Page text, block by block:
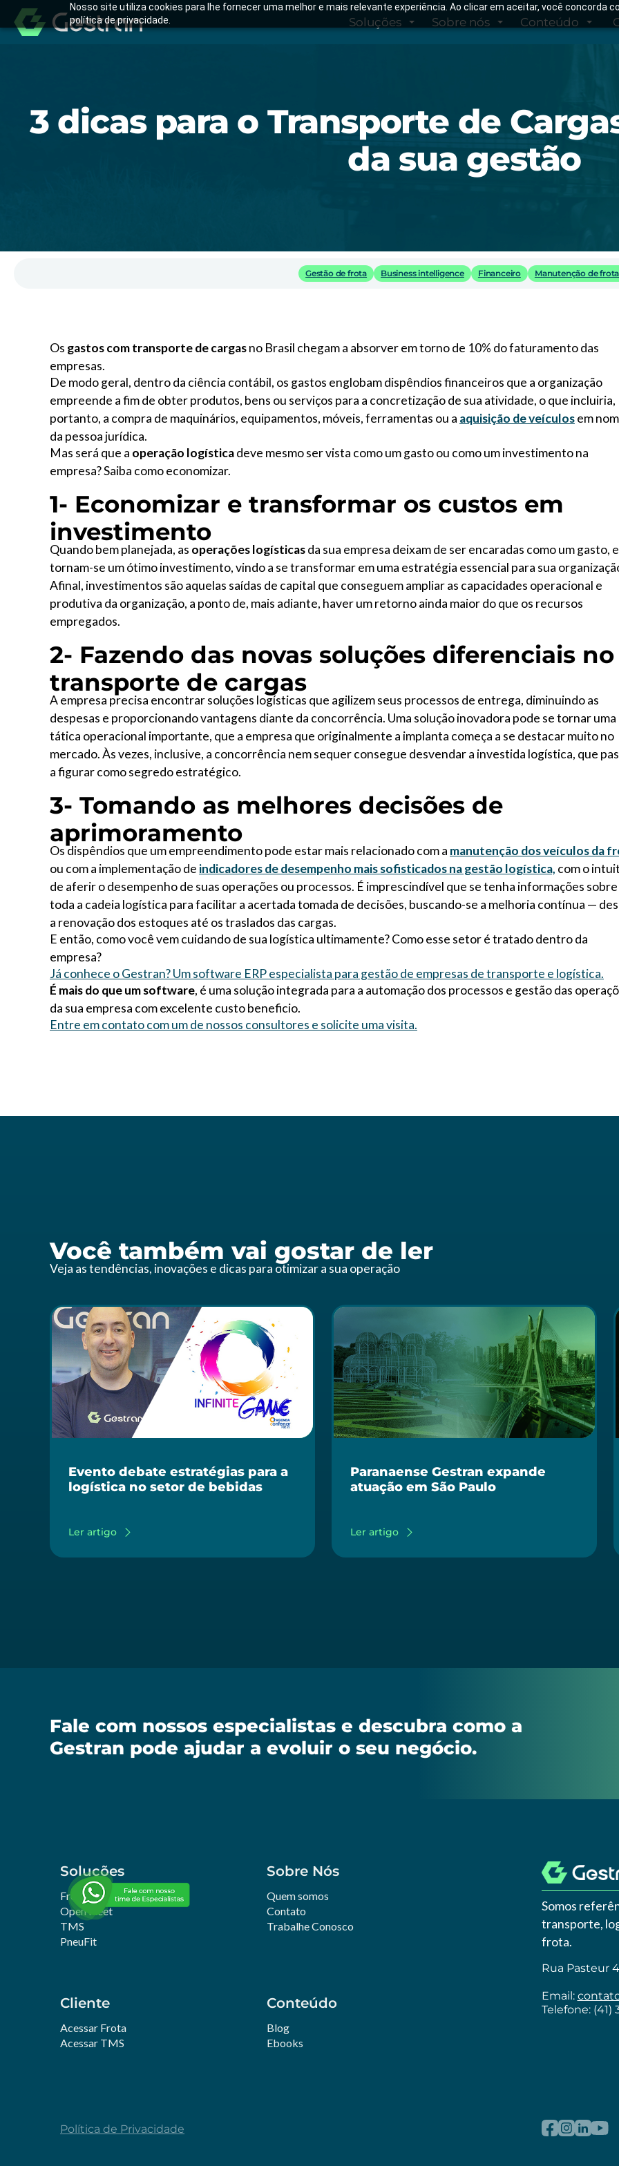
Nosso site utiliza cookies para lhe fornecer uma melhor e mais relevante experiência. Ao clicar em aceitar, você concorda
política de privacidade.
Soluções Sobre nós Conteúdo
3 dicas para o Transporte de
da sua gestão
Gestão de frota Business intelligence Financeiro Manutenção de
Os gastos com transporte de cargasno Brasil chegam a absorver em torno de 10% do faturamento das
empresas.
De modo geral, dentro da ciência contábil, os gastos englobam dispêndios financeiros que a organização
empreende a fim de obter produtos, bens ou serviços para a concretização de sua atividade, o que incluiria,
portanto, a compra de maquinários, equipamentos, móveis, ferramentas ou a aquisição de veículosem
da pessoa jurídica.
Mas será que a operação logísticadeve mesmo ser vista como um gasto ou como um investimento na
empresa? Saiba como economizar.
1- Economizar e transformar os custos em
investimento
Quando bem planejada, as operações logísticasda sua empresa deixam de ser encaradas como um gasto, e
tornam-se um ótimo investimento, vindo a se transformar em uma estratégia essencial para sua
Afinal, investimentos são aquelas saídas de capital que conseguem ampliar as capacidades operacional e
produtiva da organização, a ponto de, mais adiante, haver um retorno ainda maior do que os recursos
empregados.
2- Fazendo das novas soluções diferenciais no
transporte de cargas
A empresa precisa encontrar soluções logísticas que agilizem seus processos de entrega, diminuindo as
despesas e proporcionando vantagens diante da concorrência. Uma solução inovadora pode se tornar uma
tática operacional importante, que a empresa que originalmente a implanta começa a se destacar muito no
mercado. Às vezes, inclusive, a concorrência nem sequer consegue desvendar a investida logística, que
a figurar como segredo estratégico.
3- Tomando as melhores decisões de
aprimoramento
Os dispêndios que um empreendimento pode estar mais relacionado com a manutenção dos veículos da
ou com a implementação de indicadores de desempenho mais sofisticados na gestão logística, com o
de aferir o desempenho de suas operações ou processos. É imprescindível que se tenha informações sobre
toda a cadeia logística para facilitar a acertada tomada de decisões, buscando-se a melhoria contínua —
a renovação dos estoques até os traslados das cargas.
E então, como você vem cuidando de sua logística ultimamente? Como esse setor é tratado dentro da
empresa?
Já conhece o Gestran? Um software ERP especialista para gestão de empresas de transporte e logística.
É mais do que um software, é uma solução integrada para a automação dos processos e gestão das
da sua empresa com excelente custo beneficio.
Entre em contato com um de nossos consultores e solicite uma visita.
Você também vai gostar de ler
Veja as tendências, inovações e dicas para otimizar a sua operação
Evento debate estratégias para a
logística no setor de bebidas
Ler artigo
Paranaense Gestran expande
atuação em São Paulo
Ler artigo
Fale com nossos especialistas e descubra como a
Gestran pode ajudar a evoluir o seu negócio.
Soluções
Frotas
Open Fleet
TMS
PneuFit
Cliente
Acessar Frota
Acessar TMS
Sobre Nós
Quem somos
Contato
Trabalhe Conosco
Conteúdo
Blog
Ebooks
Somos
transporte,
frota.
Rua Pasteur
Email:
Telefone: (41)
Política de Privacidade